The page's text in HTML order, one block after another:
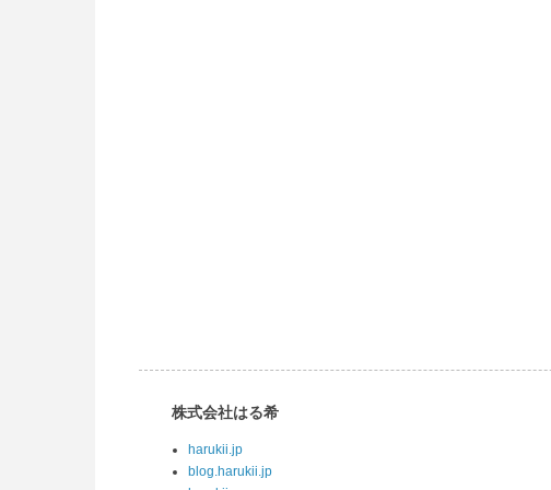
株式会社はる希
harukii.jp
blog.harukii.jp